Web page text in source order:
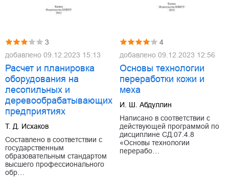
3
добавлено 09.12.2023 15:13
Расчет и планировка
оборудования на
лесопильных и
деревообрабатывающих
предприятиях
Т. Д. Исхаков
Составлено в соответствии с
государственным
образовательным стандартом
высшего профессионального
обр…
4
добавлено 09.12.2023 12:56
Основы технологии
переработки кожи и
меха
И. Ш. Абдуллин
Написано в соответствии с
действующей программой по
дисциплине СД.07.4.8
«Основы технологии
перерабо…